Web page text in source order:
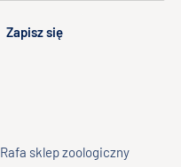
Zapisz się
Rafa sklep zoologiczny